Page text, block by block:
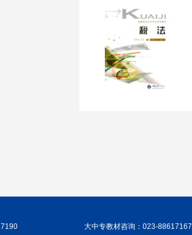
大中专教材咨询：023-88617167